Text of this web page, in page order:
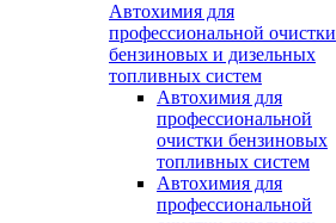
Автохимия для
профессиональной очистки
бензиновых и дизельных
топливных систем
Автохимия для
профессиональной
очистки бензиновых
топливных систем
Автохимия для
профессиональной